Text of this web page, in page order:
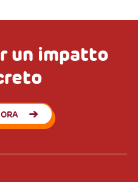
un impatto